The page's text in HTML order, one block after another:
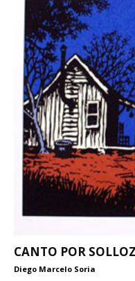
CANTO POR
Diego Marcelo Soria